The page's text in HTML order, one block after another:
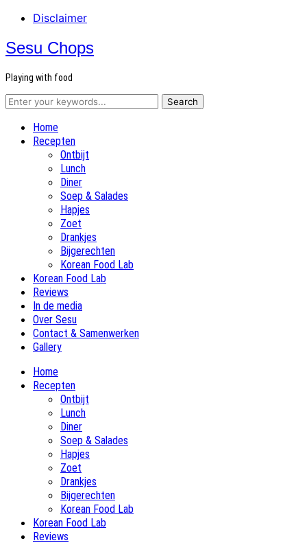
Disclaimer
Sesu Chops
Playing with food
Home
Recepten
Ontbijt
Lunch
Diner
Soep & Salades
Hapjes
Zoet
Drankjes
Bijgerechten
Korean Food Lab
Korean Food Lab
Reviews
In de media
Over Sesu
Contact & Samenwerken
Gallery
Home
Recepten
Ontbijt
Lunch
Diner
Soep & Salades
Hapjes
Zoet
Drankjes
Bijgerechten
Korean Food Lab
Korean Food Lab
Reviews